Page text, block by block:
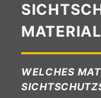
WELCHES